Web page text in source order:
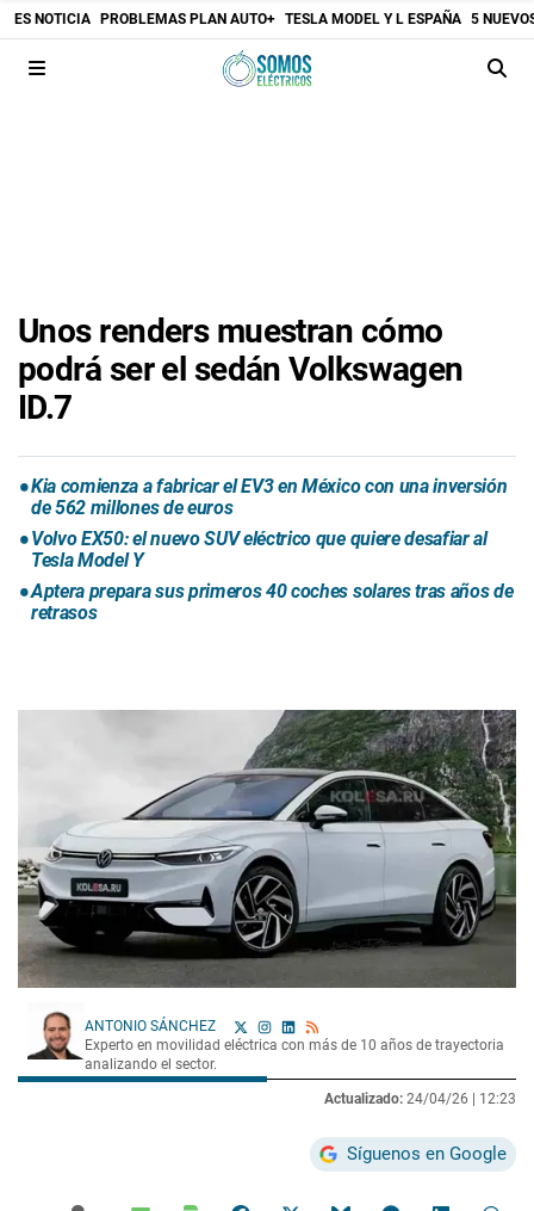
ES NOTICIA PROBLEMAS PLAN AUTO+ TESLA MODEL Y L ESPAÑA 5
Unos renders muestran cómo
podrá ser el sedán Volkswagen
ID.7
Kia comienza a fabricar el EV3 en México con una inversión
de 562 millones de euros
Volvo EX50: el nuevo SUV eléctrico que quiere desafiar al
Tesla Model Y
Aptera prepara sus primeros 40 coches solares tras años de
retrasos
ANTONIO SÁNCHEZ
Experto en movilidad eléctrica con más de 10 años de trayectoria
analizando el sector.
Actualizado: 24/04/26 | 12:23
Síguenos en Google